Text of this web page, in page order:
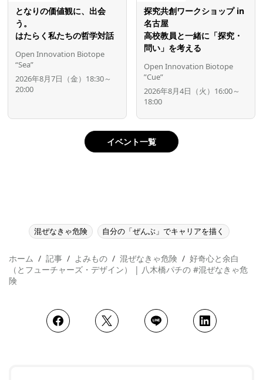
となりの価値観に、出会
う。
はたらく私たちの哲学対話
Open Innovation Biotope
“Sea”
2026年8月7日（金）18:30～
20:00
探究共創ワークショップ in
名古屋
高校教員と一緒に「探究・
問い」を考える
Open Innovation Biotope
”Cue”
2026年8月4日（火）16:00～
18:00
イベント一覧
混ぜなきゃ危険 自分の「ぜんぶ」でキャリアを描く
ホーム 記事 よみもの 混ぜなきゃ危険
好奇心と余白
（とフューチャーズ・デザイン） | 八木橋パチの #混ぜなきゃ危
険